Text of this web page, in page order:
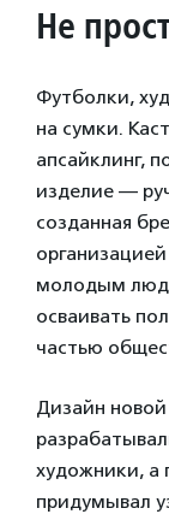
Не
Футболки,
на сумки.
апсайклинг,
изделие —
созданная
молодым
осваивать
частью
Дизайн
художники, а
придумывал